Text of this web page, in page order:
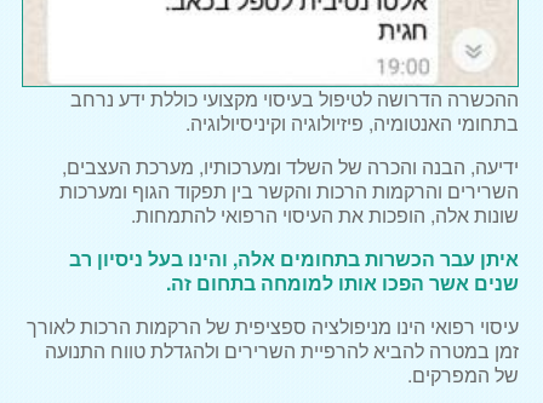
ההכשרה הדרושה לטיפול בעיסוי מקצועי כוללת ידע נרחב
בתחומי האנטומיה, פיזיולוגיה וקיניסיולוגיה.
ידיעה, הבנה והכרה של השלד ומערכותיו, מערכת העצבים,
השרירים והרקמות הרכות והקשר בין תפקוד הגוף ומערכות
שונות אלה, הופכות את העיסוי הרפואי להתמחות.
איתן עבר הכשרות בתחומים אלה, והינו בעל ניסיון רב
שנים אשר הפכו אותו למומחה בתחום זה.
עיסוי רפואי הינו מניפולציה ספציפית של הרקמות הרכות לאורך
זמן במטרה להביא להרפיית השרירים ולהגדלת טווח התנועה
של המפרקים.